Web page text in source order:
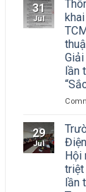
31
Jul
lần
29
Jul
Hội
triệt
lần